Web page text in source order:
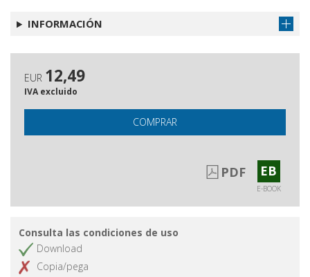
INFORMACIÓN
EUR 12,49
IVA excluido
COMPRAR
PDF EB
E-BOOK
Consulta las condiciones de uso
Download
Copia/pega